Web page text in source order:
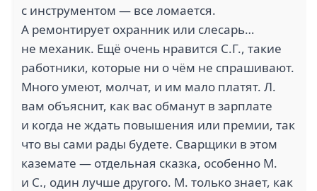
с инструментом — все ломается.
А ремонтирует охранник или слесарь…
не механик. Ещё очень нравится С.Г., такие
работники, которые ни о чём не спрашивают.
Много умеют, молчат, и им мало платят. Л.
вам объяснит, как вас обманут в зарплате
и когда не ждать повышения или премии, так
что вы сами рады будете. Сварщики в этом
каземате — отдельная сказка, особенно М.
и С., один лучше другого. М. только знает, как